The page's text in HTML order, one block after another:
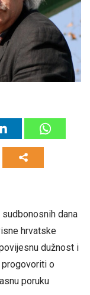
dana
hrvatske
dužnost i
progovoriti o
poruku